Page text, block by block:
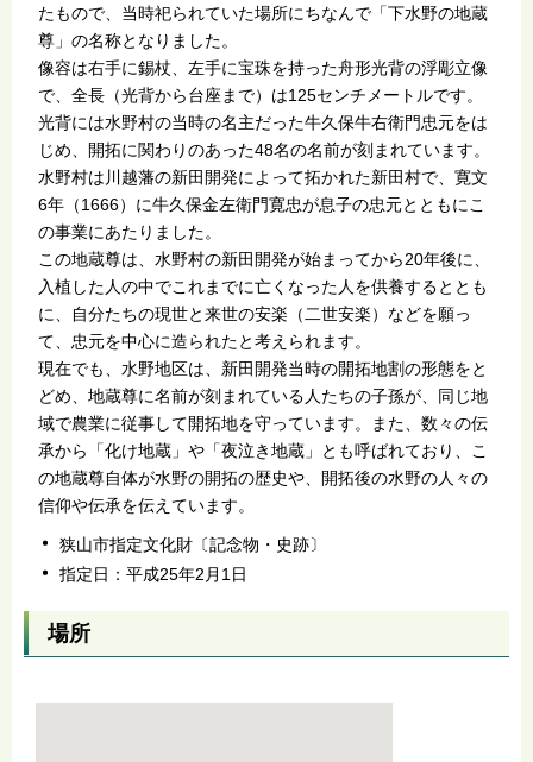
たもので、当時祀られていた場所にちなんで「下水野の地蔵
尊」の名称となりました。
像容は右手に錫杖、左手に宝珠を持った舟形光背の浮彫立像
で、全長（光背から台座まで）は125センチメートルです。
光背には水野村の当時の名主だった牛久保牛右衛門忠元をは
じめ、開拓に関わりのあった48名の名前が刻まれています。
水野村は川越藩の新田開発によって拓かれた新田村で、寛文
6年（1666）に牛久保金左衛門寛忠が息子の忠元とともにこ
の事業にあたりました。
この地蔵尊は、水野村の新田開発が始まってから20年後に、
入植した人の中でこれまでに亡くなった人を供養するととも
に、自分たちの現世と来世の安楽（二世安楽）などを願っ
て、忠元を中心に造られたと考えられます。
現在でも、水野地区は、新田開発当時の開拓地割の形態をと
どめ、地蔵尊に名前が刻まれている人たちの子孫が、同じ地
域で農業に従事して開拓地を守っています。また、数々の伝
承から「化け地蔵」や「夜泣き地蔵」とも呼ばれており、こ
の地蔵尊自体が水野の開拓の歴史や、開拓後の水野の人々の
信仰や伝承を伝えています。
狭山市指定文化財〔記念物・史跡〕
指定日：平成25年2月1日
場所